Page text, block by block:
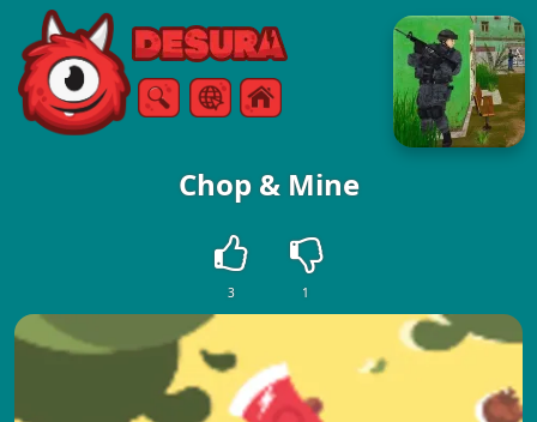
Free Online Games
AramaMenü
Chop & Mine
3 1